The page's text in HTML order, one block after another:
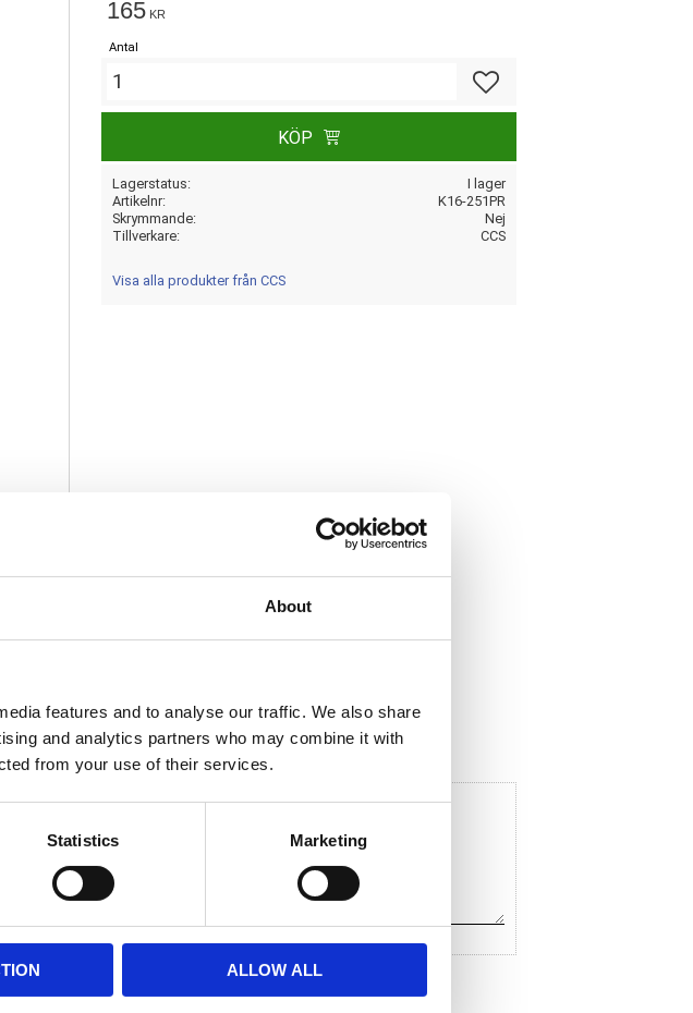
About
features and to analyse our traffic. We also share
and analytics partners who may combine it with
from your use of their services.
Statistics Marketing
ALLOW ALL
165 KR
Antal
KÖP
Lagerstatus
I lager
Artikelnr
K16-251PR
Skrymmande
Nej
Tillverkare
CCS
Visa alla produkter från CCS
Dela med dig
c
b
o